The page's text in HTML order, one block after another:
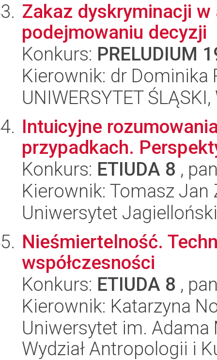
Zakaz dyskryminacji
podejmowaniu decyzji
Konkurs: PRELUDIUM
Kierownik: dr Dominika
UNIWERSYTET
Intuicyjne
przypadkach.
Konkurs: ETIUDA 8 ,
Kierownik: Tomasz Jan
Uniwersytet
Nieśmiertelność.
współczesności
Konkurs: ETIUDA 8 ,
Kierownik: Katarzyna
Uniwersytet im.
Wydział Antropologii i